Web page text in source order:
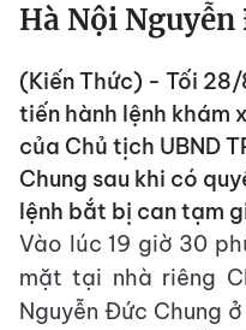
Hà Nội Nguyễn
(Kiến Thức) - Tối
tiến hành lệnh khám
của Chủ tịch UBND
Chung sau khi có
lệnh bắt bị can tạm
Vào lúc 19 giờ 30
mặt tại nhà riêng
Nguyễn Đức Chung